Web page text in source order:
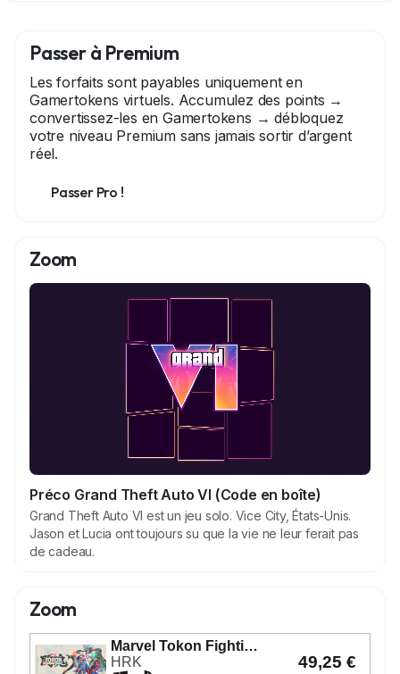
Passer à Premium
Les forfaits sont payables uniquement en
Gamertokens virtuels. Accumulez des points →
convertissez-les en Gamertokens → débloquez
votre niveau Premium sans jamais sortir d’argent
réel.
Passer Pro !
Zoom
Préco Grand Theft Auto VI (Code en boîte)
Grand Theft Auto VI est un jeu solo. Vice City, États-Unis.
Jason et Lucia ont toujours su que la vie ne leur ferait pas
de cadeau.
Zoom